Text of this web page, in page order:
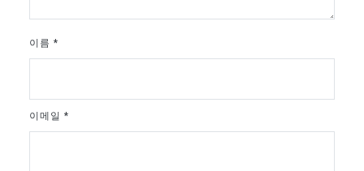
이름 *
이메일 *